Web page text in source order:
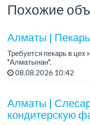
Похожие
Алматы |
Требуется пекарь в
"Алматынан".
Требования: начальное
Зарплата: до 220 000
08.08.2026 10:42
Алматы |
кондитерскую